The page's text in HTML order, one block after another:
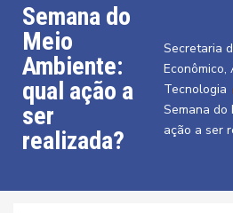
Semana do
Meio
Ambiente:
qual ação a
ser
realizada?
Secretaria
Tecnologia
Semana do
ação a ser